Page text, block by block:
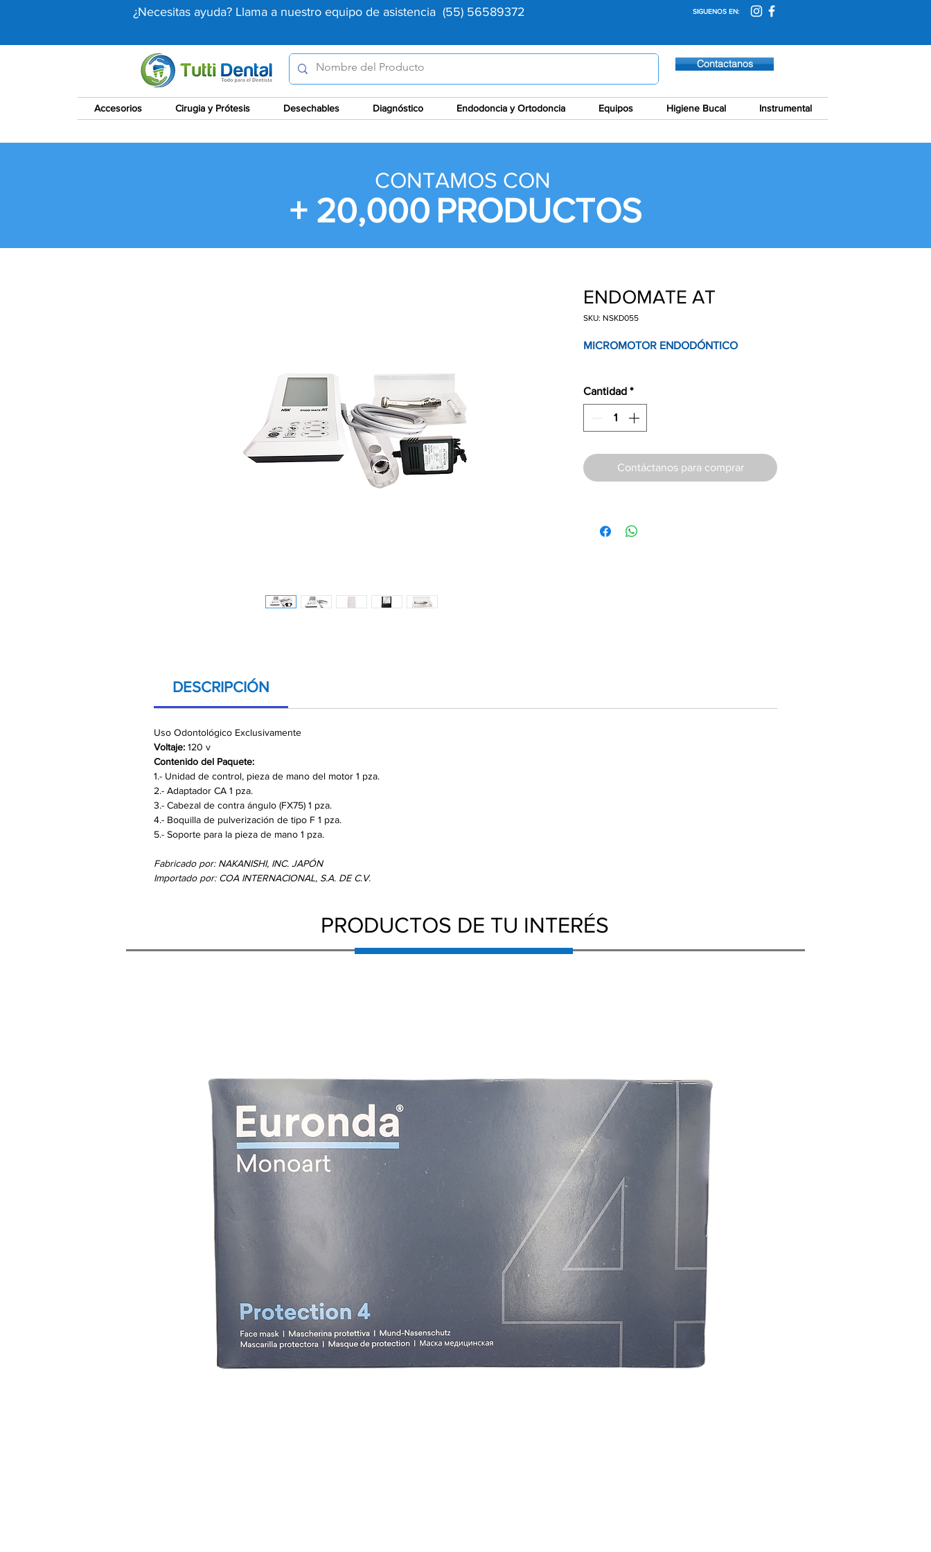
¿Necesitas ayuda? Llama a nuestro equipo de asistencia (55) 56589372 SIGUENOS EN:
Contactanos
Accesorios Cirugia y Prótesis Desechables Diagnóstico Endodoncia y Ortodoncia Equipos Higiene Bucal Instrumental
CONTAMOS CON
+ 20,000 PRODUCTOS
ENDOMATE AT
SKU: NSKD055
MICROMOTOR ENDODÓNTICO
Cantidad *
Contáctanos para comprar
DESCRIPCIÓN
Uso Odontológico Exclusivamente
Voltaje: 120 v
Contenido del Paquete:
1.- Unidad de control, pieza de mano del motor 1 pza.
2.- Adaptador CA 1 pza.
3.- Cabezal de contra ángulo (FX75) 1 pza.
4.- Boquilla de pulverización de tipo F 1 pza.
5.- Soporte para la pieza de mano 1 pza.
Fabricado por: NAKANISHI, INC. JAPÓN
Importado por: COA INTERNACIONAL, S.A. DE C.V.
PRODUCTOS DE TU INTERÉS